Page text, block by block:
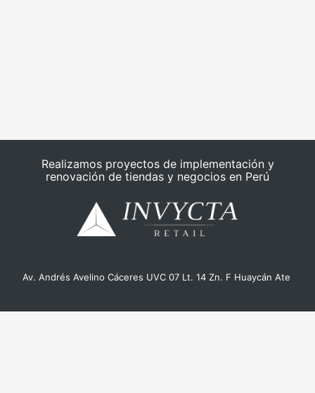
Realizamos proyectos de implementación y
renovación de tiendas y negocios en Perú
Av. Andrés Avelino Cáceres UVC 07 Lt. 14 Zn. F Huaycán Ate